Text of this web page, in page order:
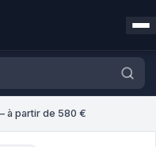
à partir de 580 €